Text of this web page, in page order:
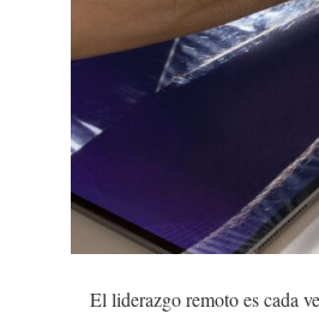
El liderazgo remoto es cada